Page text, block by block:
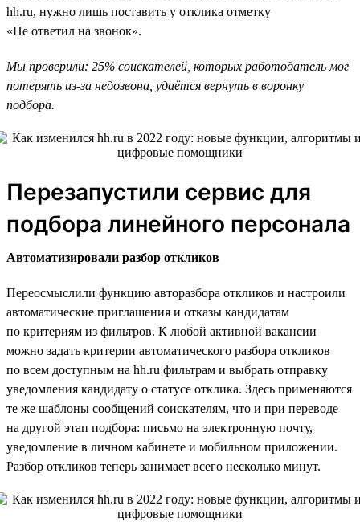
hh.ru, нужно лишь поставить у отклика отметку
«Не ответил на звонок».
Мы проверили: 25% соискателей, которых работодатель мог
потерять из-за недозвона, удаётся вернуть в воронку
подбора.
Перезапустили сервис для
подбора линейного персонала
Автоматизировали разбор откликов
Переосмыслили функцию авторазбора откликов и настроили
автоматические приглашения и отказы кандидатам
по критериям из фильтров. К любой активной вакансии
можно задать критерии автоматического разбора откликов
по всем доступным на hh.ru фильтрам и выбрать отправку
уведомления кандидату о статусе отклика. Здесь применяются
те же шаблоны сообщений соискателям, что и при переводе
на другой этап подбора: письмо на электронную почту,
уведомление в личном кабинете и мобильном приложении.
Разбор откликов теперь занимает всего несколько минут.